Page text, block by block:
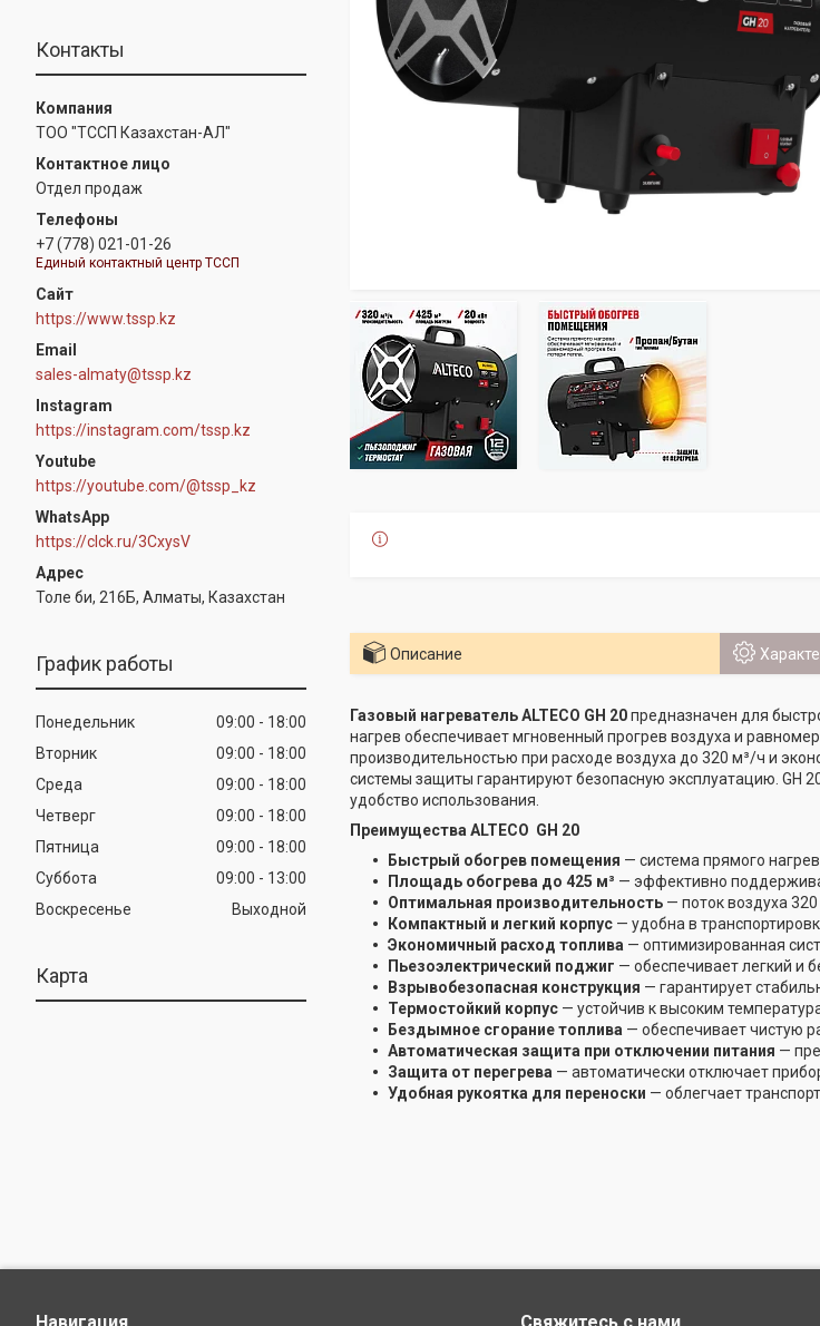
Контакты
ТОО "ТССП Казахстан-АЛ"
Отдел продаж
+7 (778) 021-01-26
Единый контактный центр ТССП
https://www.tssp.kz
sales-almaty@tssp.kz
Instagram
https://instagram.com/tssp.kz
Youtube
https://youtube.com/@tssp_kz
WhatsApp
https://clck.ru/3CxysV
Толе би, 216Б, Алматы, Казахстан
График работы
Понедельник 09:00
18:00
Вторник
09:00
18:00
Среда
09:00
18:00
Четверг
09:00
18:00
Пятница
09:00
18:00
Суббота
09:00
13:00
Воскресенье
Выходной
Карта
Описание
Газовый нагреватель ALTECO GH 20предназначен для
нагрев обеспечивает мгновенный прогрев воздуха и
производительностью при расходе воздуха до 320 м³/ч и
системы защиты гарантируют безопасную эксплуатацию. GH
удобство использования.
Преимущества ALTECO GH 20
Быстрый обогрев помещения — система прямого
Площадь обогрева до 425 м³ — эффективно
Оптимальная производительность— поток воздуха
Компактный и легкий корпус— удобна в
Экономичный расход топлива — оптимизированная
Пьезоэлектрический поджиг — обеспечивает легкий и
Взрывобезопасная конструкция — гарантирует
Термостойкий корпус— устойчив к высоким
Бездымное сгорание топлива — обеспечивает чистую
Автоматическая защита при отключении питания —
Защита от перегрева — автоматически отключает
Удобная рукоятка для переноски — облегчает